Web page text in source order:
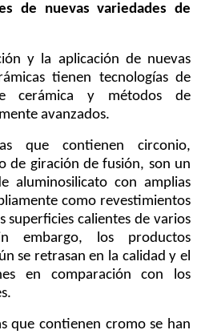
de nuevas variedades de
y la aplicación de nuevas
tienen tecnologías de
cerámica y métodos de
avanzados.
que contienen circonio,
de giración de fusión, son un
aluminosilicato con amplias
como revestimientos
superficies calientes de varios
embargo, los productos
se retrasan en la calidad y el
en comparación con los
que contienen cromo se han